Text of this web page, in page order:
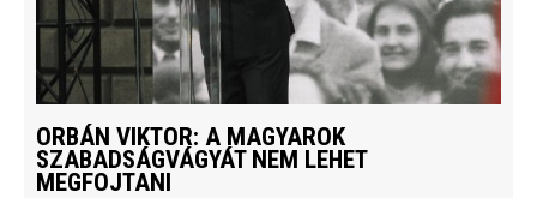
ORBÁN VIKTOR: A MAGYAROK
SZABADSÁGVÁGYÁT NEM LEHET
MEGFOJTANI